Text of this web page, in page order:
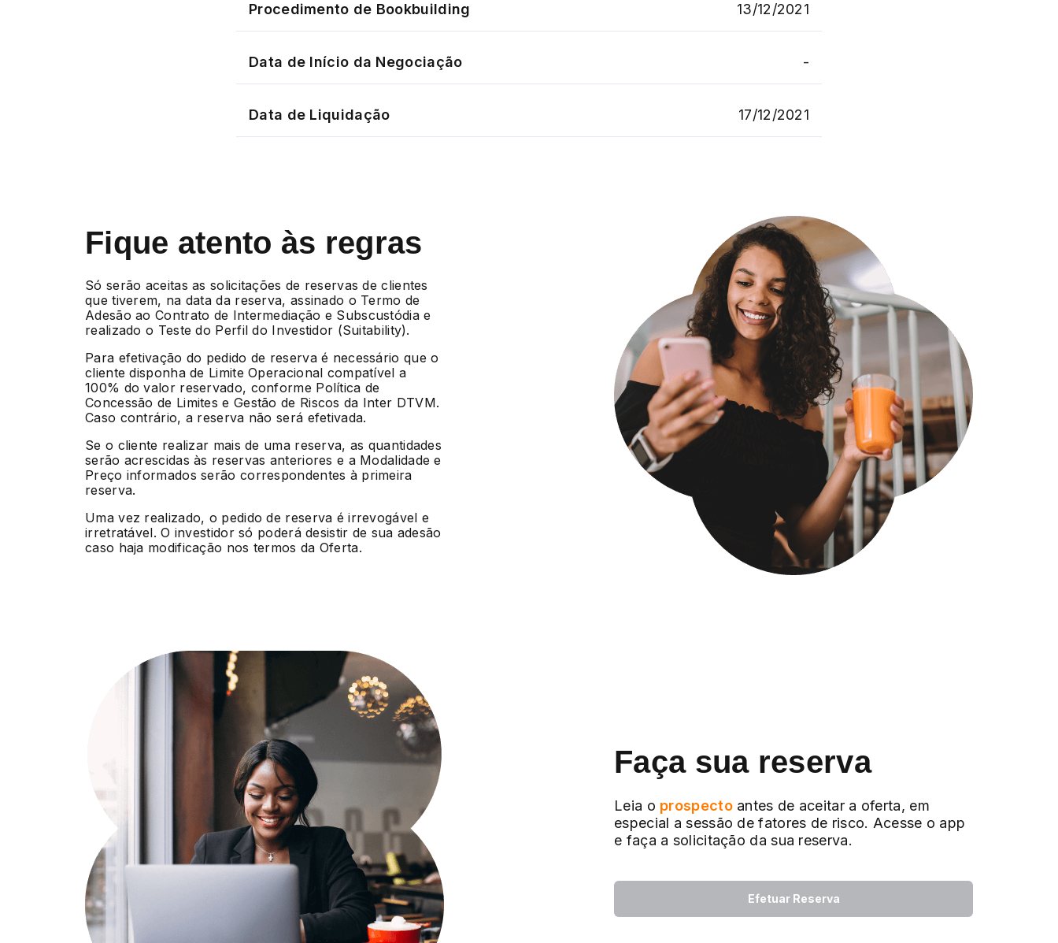
Procedimento de Bookbuilding 13/12/2021
Data de Início da Negociação -
Data de Liquidação 17/12/2021
Fique atento às regras
Só serão aceitas as solicitações de reservas de clientes
que tiverem, na data da reserva, assinado o Termo de
Adesão ao Contrato de Intermediação e Subscustódia e
realizado o Teste do Perfil do Investidor (Suitability).
Para efetivação do pedido de reserva é necessário que o
cliente disponha de Limite Operacional compatível a
100% do valor reservado, conforme Política de
Concessão de Limites e Gestão de Riscos da Inter DTVM.
Caso contrário, a reserva não será efetivada.
Se o cliente realizar mais de uma reserva, as quantidades
serão acrescidas às reservas anteriores e a Modalidade e
Preço informados serão correspondentes à primeira
reserva.
Uma vez realizado, o pedido de reserva é irrevogável e
irretratável. O investidor só poderá desistir de sua adesão
caso haja modificação nos termos da Oferta.
Faça sua reserva
Leia o prospecto antes de aceitar a oferta, em
especial a sessão de fatores de risco. Acesse o app
e faça a solicitação da sua reserva.
Efetuar Reserva